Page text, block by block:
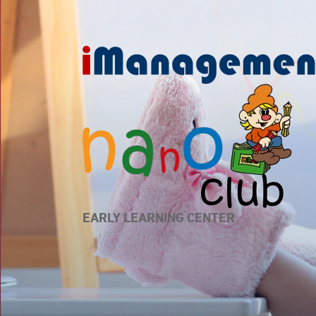
EARLY LEARNING CENTER